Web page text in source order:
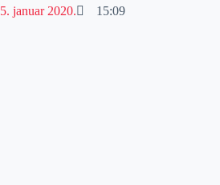
5. januar 2020. 15:09